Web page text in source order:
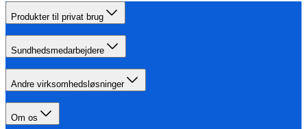
Produkter til privat brug
Sundhedsmedarbejdere
Andre virksomhedsløsninger
Om os